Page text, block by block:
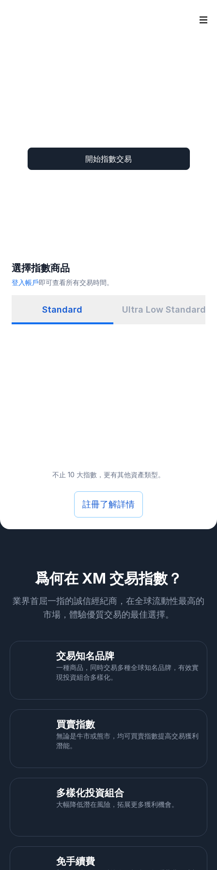
開始指數交易
選擇指數商品
登入帳戶即可查看所有交易時間。
Standard Ultra Low Standard
不止 10 大指數，更有其他資產類型。
註冊了解詳情
爲何在 XM 交易指數？
業界首屈一指的誠信經紀商，在全球流動性最高的
市場，體驗優質交易的最佳選擇。
交易知名品牌
一種商品，同時交易多種全球知名品牌，有效實
現投資組合多樣化。
買賣指數
無論是牛市或熊市，均可買賣指數提高交易獲利
潛能。
多樣化投資組合
大幅降低潛在風險，拓展更多獲利機會。
免手續費